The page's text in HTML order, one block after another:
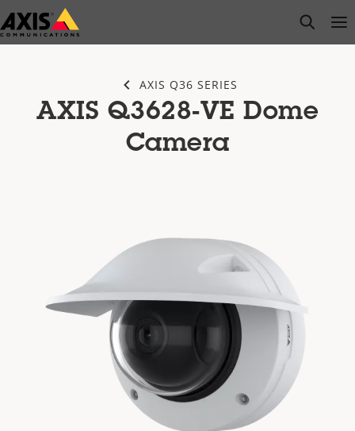
Przejdź
do
open
AXIS Q36 SERIES
AXIS Q3628-VE Dome
Camera